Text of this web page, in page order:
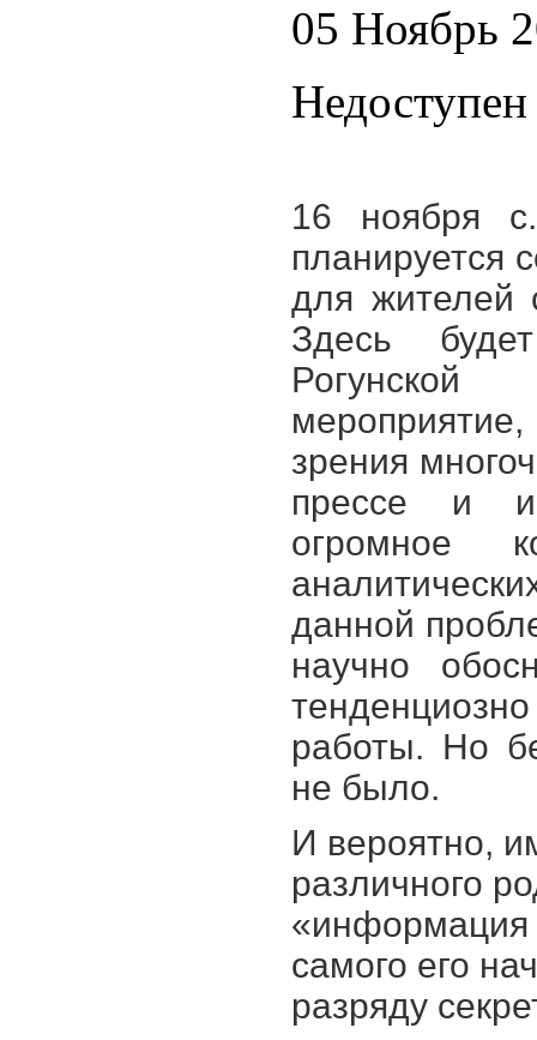
05 Ноябрь
16 ноября
планируется
для жителей
Здесь
зрения
прессе и
огромное
данной
научно
работы. Но
не было.
И вероятно,
различного
«информация
самого его
разряду